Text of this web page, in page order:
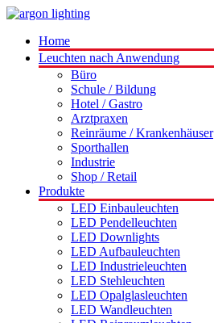
Home
Leuchten nach Anwendung
Büro
Schule / Bildung
Hotel / Gastro
Arztpraxen
Reinräume / Krankenhäuser
Sporthallen
Industrie
Shop / Retail
Produkte
LED Einbauleuchten
LED Pendelleuchten
LED Downlights
LED Aufbauleuchten
LED Industrieleuchten
LED Stehleuchten
LED Opalglasleuchten
LED Wandleuchten